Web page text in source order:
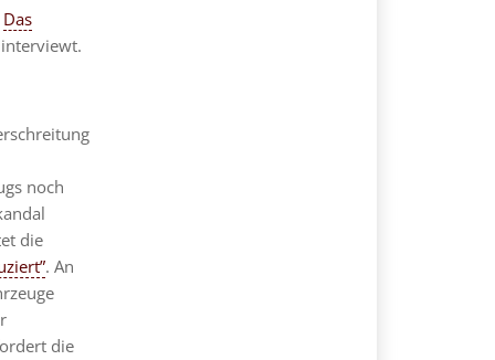
Das
noch
die
. An
die